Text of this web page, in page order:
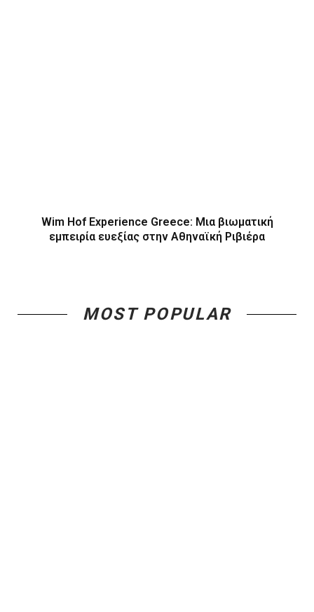
Wim Hof Experience Greece: Μια βιωματική
εμπειρία ευεξίας στην Αθηναϊκή Ριβιέρα
MOST POPULAR